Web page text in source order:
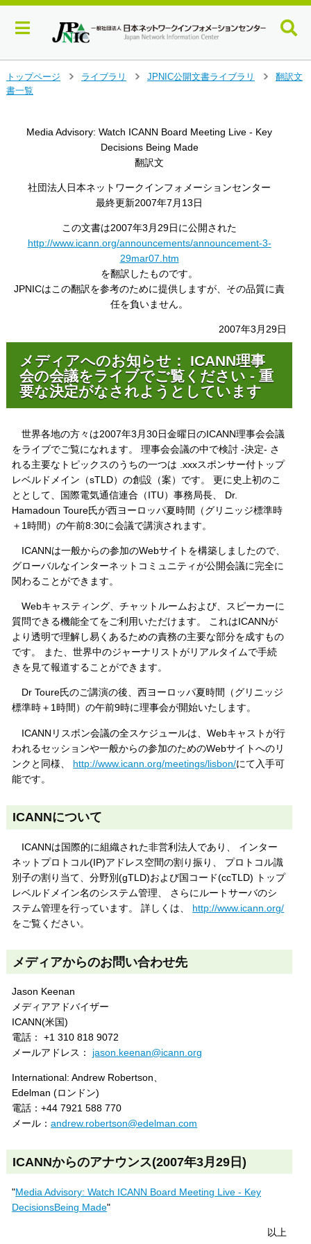
イ
トップページ
ライブラリ
JPNIC公開文書ライブラリ
翻訳文
書一覧
Media Advisory: Watch ICANN Board Meeting Live - Key
Decisions Being Made
翻訳文
社団法人日本ネットワークインフォメーションセンター
最終更新2007年7月13日
この文書は2007年3月29日に公開された
http://www.icann.org/announcements/announcement-3-
29mar07.htm
を翻訳したものです。
JPNICはこの翻訳を参考のために提供しますが、その品質に責
任を負いません。
2007年3月29日
メディアへのお知らせ： ICANN理事
会の会議をライブでご覧ください - 重
要な決定がなされようとしています
世界各地の方々は2007年3月30日金曜日のICANN理事会会議
をライブでご覧になれます。 理事会会議の中で検討 -決定- さ
れる主要なトピックスのうちの一つは .xxxスポンサー付トップ
レベルドメイン（sTLD）の創設（案）です。 更に史上初のこ
ととして、国際電気通信連合（ITU）事務局長、 Dr.
Hamadoun Toure氏が西ヨーロッパ夏時間（グリニッジ標準時
＋1時間）の午前8:30に会議で講演されます。
ICANNは一般からの参加のWebサイトを構築しましたので、
グローバルなインターネットコミュニティが公開会議に完全に
関わることができます。
Webキャスティング、チャットルームおよび、スピーカーに
質問できる機能全てをご利用いただけます。 これはICANNが
より透明で理解し易くあるための責務の主要な部分を成すもの
です。 また、世界中のジャーナリストがリアルタイムで手続
きを見て報道することができます。
Dr Toure氏のご講演の後、西ヨーロッパ夏時間（グリニッジ
標準時＋1時間）の午前9時に理事会が開始いたします。
ICANNリスボン会議の全スケジュールは、Webキャストが行
われるセッションや一般からの参加のためのWebサイトへのリ
ンクと同様、 http://www.icann.org/meetings/lisbon/にて入手可
能です。
ICANNについて
ICANNは国際的に組織された非営利法人であり、 インター
ネットプロトコル(IP)アドレス空間の割り振り、 プロトコル識
別子の割り当て、分野別(gTLD)および国コード(ccTLD) トップ
レベルドメイン名のシステム管理、 さらにルートサーバのシ
ステム管理を行っています。 詳しくは、 http://www.icann.org/
をご覧ください。
メディアからのお問い合わせ先
Jason Keenan
メディアアドバイザー
ICANN(米国)
電話： +1 310 818 9072
メールアドレス： jason.keenan@icann.org
International: Andrew Robertson、
Edelman (ロンドン)
電話：+44 7921 588 770
メール：andrew.robertson@edelman.com
ICANNからのアナウンス(2007年3月29日)
"Media Advisory: Watch ICANN Board Meeting Live - Key
DecisionsBeing Made"
以上